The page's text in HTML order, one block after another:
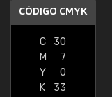
CÓDIGO CMYK
C
30
M
7
Y
0
K
33